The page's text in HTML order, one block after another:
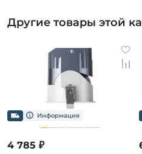
Другие товары этой
4 785 ₽